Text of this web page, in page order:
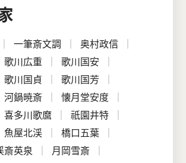
一筆斎文調
奥村政信
歌川広重
歌川国安
歌川国貞
歌川国芳
河鍋暁斎
懐月堂安度
喜多川歌麿
祇園井特
魚屋北渓
橋口五葉
斎英泉
月岡雪斎